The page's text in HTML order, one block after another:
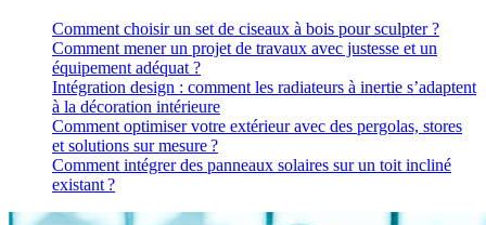
Comment choisir un set de ciseaux à bois pour sculpter ?
Comment mener un projet de travaux avec justesse et un
équipement adéquat ?
Intégration design : comment les radiateurs à inertie s’adaptent
à la décoration intérieure
Comment optimiser votre extérieur avec des pergolas, stores
et solutions sur mesure ?
Comment intégrer des panneaux solaires sur un toit incliné
existant ?